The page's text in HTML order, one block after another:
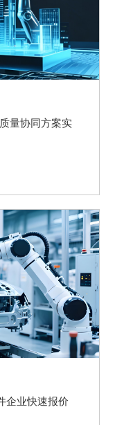
量协同方案实
企业快速报价